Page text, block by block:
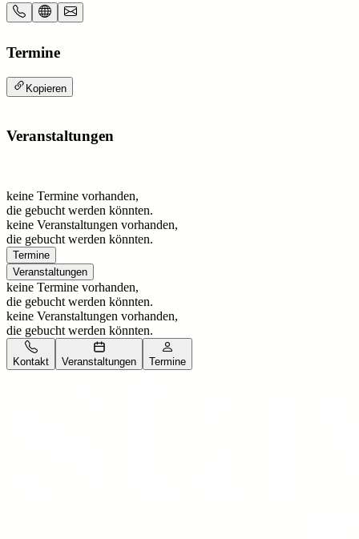
Termine
Kopieren
Veranstaltungen
keine Termine vorhanden,
die gebucht werden könnten.
keine Veranstaltungen vorhanden,
die gebucht werden könnten.
Termine
Veranstaltungen
keine Termine vorhanden,
die gebucht werden könnten.
keine Veranstaltungen vorhanden,
die gebucht werden könnten.
Kontakt Veranstaltungen Termine